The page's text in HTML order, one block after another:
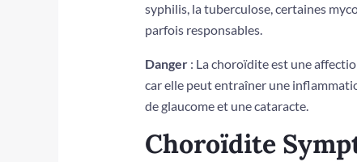
syphilis, la tuberculose, certaines
parfois responsables.
Danger: La choroïdite est une
car elle peut entraîner une
de glau­come et une cataracte.
Choroïdite